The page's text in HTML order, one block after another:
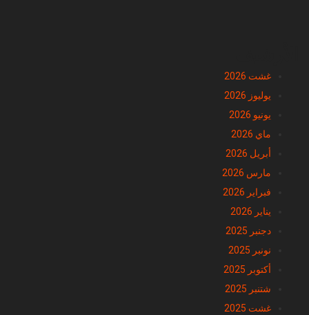
غشت 2026
يوليوز 2026
يونيو 2026
ماي 2026
أبريل 2026
مارس 2026
فبراير 2026
يناير 2026
دجنبر 2025
نونبر 2025
أكتوبر 2025
شتنبر 2025
غشت 2025